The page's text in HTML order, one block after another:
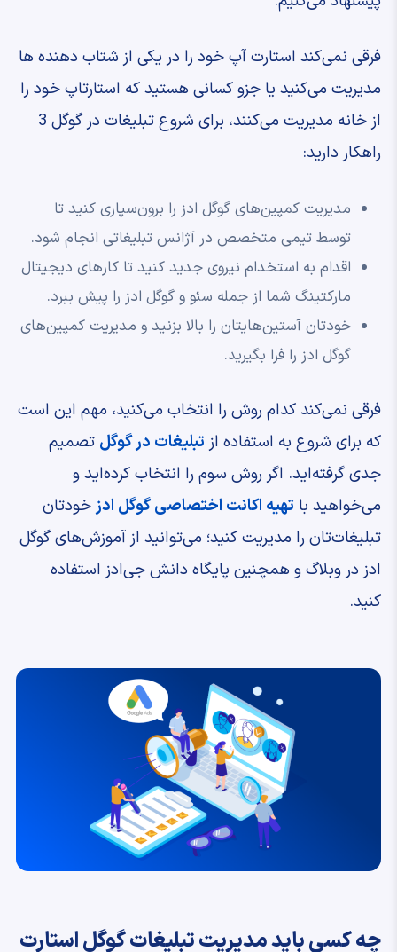
فرقی نمی‌کند استارت آپ خود را در یکی از شتاب دهنده ها
مدیریت می‌کنید یا جزو کسانی هستید که استارتاپ خود را
از خانه مدیریت می‌کنند، برای شروع تبلیغات در گوگل 3
راهکار دارید:
مدیریت کمپین‌‌های گوگل ادز را برون‌سپاری کنید تا
توسط تیمی متخصص در آژانس تبلیغاتی انجام شود.
اقدام به استخدام نیروی جدید کنید تا کارهای دیجیتال
مارکتینگ شما از جمله سئو و گوگل ادز را پیش ببرد.
خودتان آستین‌هایتان را بالا بزنید و مدیریت کمپین‌های
گوگل ادز را فرا بگیرید.
فرقی نمی‌کند کدام روش را انتخاب می‌کنید، مهم این است
که برای شروع به استفاده از تبلیغات در گوگلتصمیم
جدی گرفته‌اید. اگر روش سوم را انتخاب کرده‌اید و
می‌خواهید با تهیه اکانت اختصاصی گوگل ادزخودتان
تبلیغات‌تان را مدیریت کنید؛ می‌توانید از آموزش‌های گوگل
ادز در وبلاگ و همچنین پایگاه دانش جی‌ادز استفاده
کنید.
چه کسی باید مدیریت تبلیغات گوگل استارت